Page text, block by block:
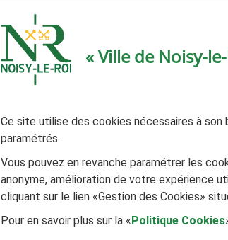
« Ville de Noisy-
Ce site utilise des cookies nécessaires à
paramétrés.
Vous pouvez en revanche paramétrer les
anonyme, amélioration de votre expérience
cliquant sur le lien «Gestion des Cookies»
Pour en savoir plus sur la «Politique Cookies